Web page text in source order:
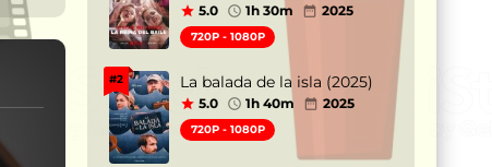
5.0 1h 30m 2025
720P - 1080P
#2 La balada de la isla (2025)
5.0 1h 40m 2025
720P - 1080P